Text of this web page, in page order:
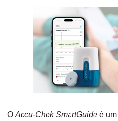
O Accu-Chek SmartGuide é um